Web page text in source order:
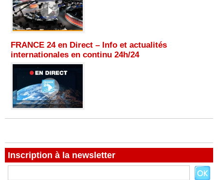
FRANCE 24 en Direct – Info et actualités
internationales en continu 24h/24
Inscription à la newsletter